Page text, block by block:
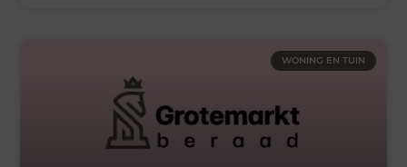
WONING EN TUIN